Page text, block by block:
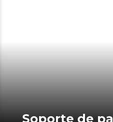
Soporte de